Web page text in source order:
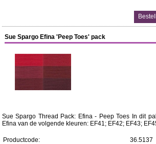
Sue Spargo Efina 'Peep Toes' pack
Sue Spargo Thread Pack: Efina - Peep Toes In dit
Efina van de volgende kleuren: EF41; EF42; EF43;
Productcode:
36.5137